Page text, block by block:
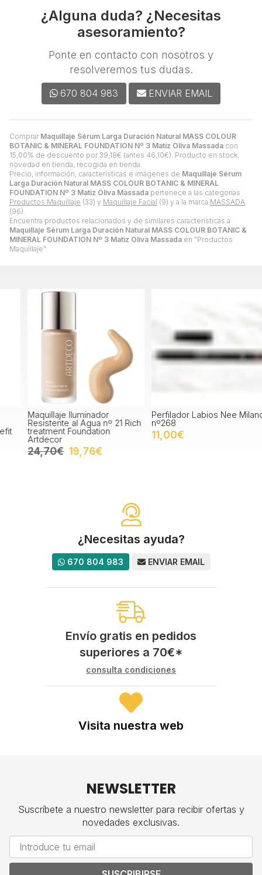
Comprar Maquillaje Sérum Larga Duración Natural MASS COLOUR
BOTANIC & MINERAL FOUNDATION Nº 3 Matiz Oliva Massada con
15,00% de descuento por 39,18€ (antes 46,10€). Producto en stock,
novedad en tienda, recogida en tienda.
Precio, información, características e imágenes de Maquillaje Sérum
Larga Duración Natural MASS COLOUR BOTANIC & MINERAL
FOUNDATION Nº 3 Matiz Oliva Massada pertenece a las categorías
Productos Maquillaje (33) y Maquillaje Facial (9) y a la marca MASSADA
(96).
Encuentra productos relacionados y de similares características a
Maquillaje Sérum Larga Duración Natural MASS COLOUR BOTANIC &
MINERAL FOUNDATION Nº 3 Matiz Oliva Massada en "Productos
Maquillaje".
¿Alguna duda? ¿Necesitas
asesoramiento?
Ponte en contacto con nosotros y
resolveremos tus dudas.
670 804 983 ENVIAR EMAIL
Maquillaje Iluminador
Resistente al Agua nº 21 Rich
treatment Foundation
Artdecor
24,70€ 19,76€
Perfilador Labios Nee Milano
nº268
11,00€
¿Necesitas ayuda?
670 804 983 ENVIAR EMAIL
Envío gratis en pedidos
superiores a 70€*
consulta condiciones
Visita nuestra web
NEWSLETTER
Suscríbete a nuestro newsletter para recibir ofertas y
novedades exclusivas.